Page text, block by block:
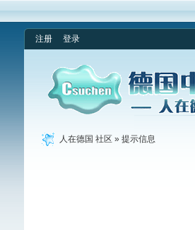
注册 登录
人在德国 社区 » 提示信息